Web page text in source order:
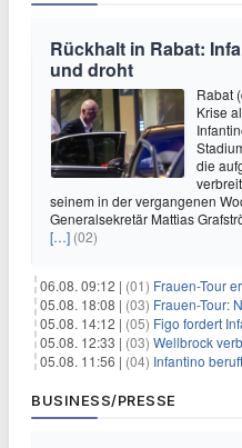
Rückhalt in Rabat:
und droht
Rabat
Krise
die
seinem in der vergangenen
Generalsekretär Mattias
[…] (02)
06.08. 09:12 | (01) Frauen-Tour
05.08. 18:08 | (03) Frauen-Tour:
05.08. 14:12 | (05) Figo fordert
05.08. 12:33 | (03) Wellbrock
05.08. 11:56 | (04) Infantino beruft
BUSINESS/PRESSE